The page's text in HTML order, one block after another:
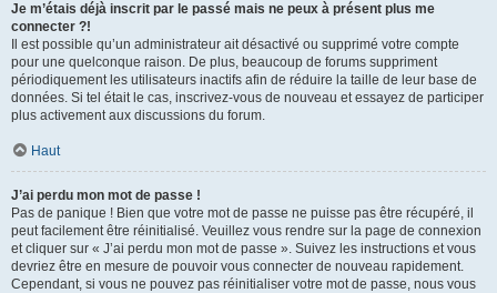
Je m’étais déjà inscrit par le passé mais ne peux à présent plus me
connecter ?!
Il est possible qu’un administrateur ait désactivé ou supprimé votre compte
pour une quelconque raison. De plus, beaucoup de forums suppriment
périodiquement les utilisateurs inactifs afin de réduire la taille de leur base de
données. Si tel était le cas, inscrivez-vous de nouveau et essayez de participer
plus activement aux discussions du forum.
Haut
J’ai perdu mon mot de passe !
Pas de panique ! Bien que votre mot de passe ne puisse pas être récupéré, il
peut facilement être réinitialisé. Veuillez vous rendre sur la page de connexion
et cliquer sur « J’ai perdu mon mot de passe ». Suivez les instructions et vous
devriez être en mesure de pouvoir vous connecter de nouveau rapidement.
Cependant, si vous ne pouvez pas réinitialiser votre mot de passe, nous vous